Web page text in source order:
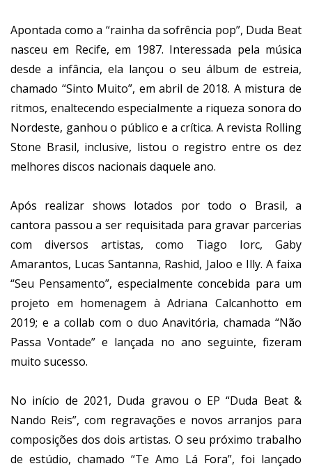
Apontada como a “rainha da sofrência pop”, Duda Beat
nasceu em Recife, em 1987. Interessada pela música
desde a infância, ela lançou o seu álbum de estreia,
chamado “Sinto Muito”, em abril de 2018. A mistura de
ritmos, enaltecendo especialmente a riqueza sonora do
Nordeste, ganhou o público e a crítica. A revista Rolling
Stone Brasil, inclusive, listou o registro entre os dez
melhores discos nacionais daquele ano.
Após realizar shows lotados por todo o Brasil, a
cantora passou a ser requisitada para gravar parcerias
com diversos artistas, como Tiago Iorc, Gaby
Amarantos, Lucas Santanna, Rashid, Jaloo e Illy. A faixa
“Seu Pensamento”, especialmente concebida para um
projeto em homenagem à Adriana Calcanhotto em
2019; e a collab com o duo Anavitória, chamada “Não
Passa Vontade” e lançada no ano seguinte, fizeram
muito sucesso.
No início de 2021, Duda gravou o EP “Duda Beat &
Nando Reis”, com regravações e novos arranjos para
composições dos dois artistas. O seu próximo trabalho
de estúdio, chamado “Te Amo Lá Fora”, foi lançado